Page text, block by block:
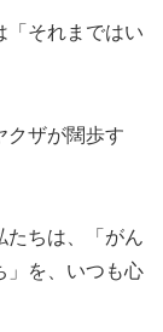
「それまではい
クザが闊歩す
たちは、「がん
」を、いつも心